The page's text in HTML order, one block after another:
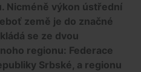
Nicméně výkon ústřední
země je do značné
se ze dvou
regionu: Federace
Srbské, a regionu